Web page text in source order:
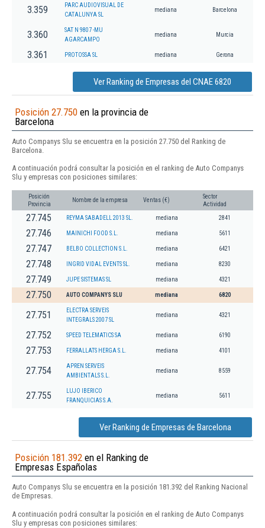
3.359
PARC AUDIOVISUAL DE
CATALUNYA SL
mediana Barcelona
3.360
SAT N 9807 -MU
AGARCAMPO
mediana Murcia
3.361 PROTOSSA SL mediana Gerona
Ver Ranking de Empresas del CNAE 6820
Posición 27.750 en la provincia de
Barcelona
Auto Companys Slu se encuentra en la posición 27.750 del Ranking de
Barcelona.
A continuación podrá consultar la posición en el ranking de Auto Companys
Slu y empresas con posiciones similares:
Posición
Provincia
Nombre de la empresa Ventas (€)
Sector
Actividad
27.745 REYMA SABADELL 2013 SL. mediana 2841
27.746 MAINICHI FOOD S.L. mediana 5611
27.747 BELBO COLLECTION S.L. mediana 6421
27.748 INGRID VIDAL EVENTS SL. mediana 8230
27.749 JUPE SISTEMAS SL mediana 4321
27.750 AUTO COMPANYS SLU mediana 6820
27.751
ELECTRA SERVEIS
INTEGRALS 2007 SL
mediana 4321
27.752 SPEED TELEMATICS SA mediana 6190
27.753 FERRALLATS HERGA S.L. mediana 4101
27.754
APREN SERVEIS
AMBIENTALS S.L.
mediana 8559
27.755
LUJO IBERICO
FRANQUICIAS S.A.
mediana 5611
Ver Ranking de Empresas de Barcelona
Posición 181.392 en el Ranking de
Empresas Españolas
Auto Companys Slu se encuentra en la posición 181.392 del Ranking Nacional
de Empresas.
A continuación podrá consultar la posición en el ranking de Auto Companys
Slu y empresas con posiciones similares: